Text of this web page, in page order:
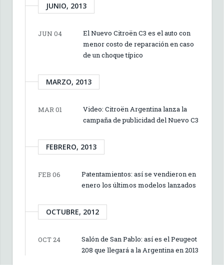
JUNIO, 2013
JUN 04
El Nuevo Citroën C3 es el auto con
menor costo de reparación en caso
de un choque típico
MARZO, 2013
MAR 01
Video: Citroën Argentina lanza la
campaña de publicidad del Nuevo C3
FEBRERO, 2013
FEB 06
Patentamientos: así se vendieron en
enero los últimos modelos lanzados
OCTUBRE, 2012
OCT 24
Salón de San Pablo: así es el Peugeot
208 que llegará a la Argentina en 2013